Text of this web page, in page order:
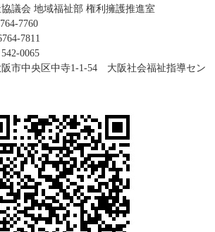
会 地域福祉部 権利擁護推進室
7760
7811
0065
寺1-1-54 大阪社会福祉指導セン